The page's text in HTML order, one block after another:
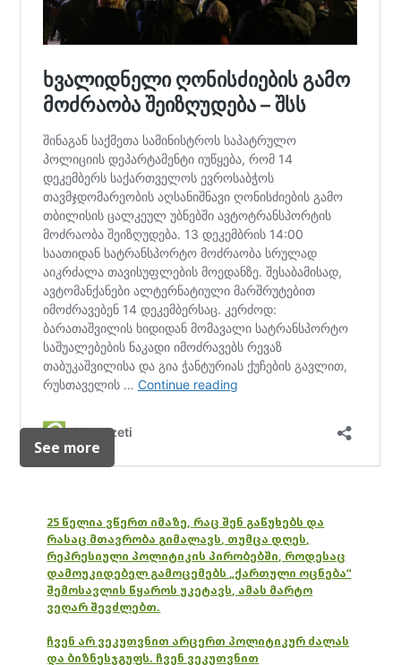
See more
25 წელია ვწერთ იმაზე, რაც შენ გაწუხებს და
რასაც მთავრობა გიმალავს, თუმცა დღეს,
რეპრესიული პოლიტიკის პირობებში, როდესაც
დამოუკიდებელ გამოცემებს „ქართული ოცნება“
შემოსავლის წყაროს უკეტავს, ამას მარტო
ვეღარ შევძლებთ.
ჩვენ არ ვეკუთვნით არცერთ პოლიტიკურ ძალას
და ბიზნესჯგუფს. ჩვენ ვეკუთვნით